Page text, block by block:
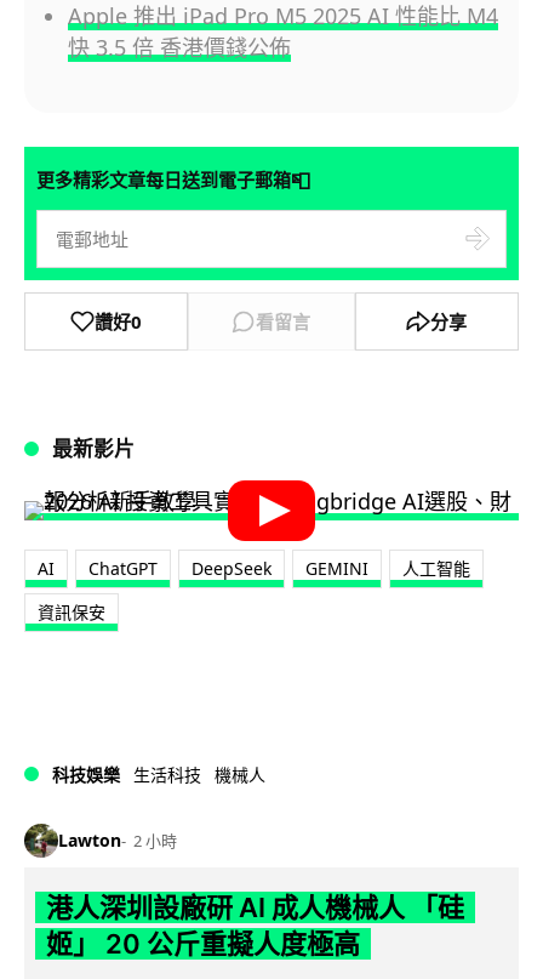
Apple 推出 iPad Pro M5 2025 AI 性能比 M4
快 3.5 倍 香港價錢公佈
更多精彩文章每日送到電子郵箱📮
讚好0 看留言 分享
最新影片
AI ChatGPT DeepSeek GEMINI
人工智能
資訊保安
科技娛樂 生活科技 機械人
Lawton 2 小時
港人深圳設廠研 AI 成人機械人 「硅
姬」 20 公斤重擬人度極高